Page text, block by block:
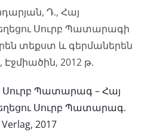
Դ., Հայ
Սուրբ Պատարագի
տեքստ և գերմաներեն
2012 թ.
Սուրբ Պատարագ – Հայ
Սուրբ Պատարագ.
2017